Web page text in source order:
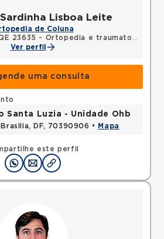
Lisboa Leite
de Coluna
23635 - Ortopedia e traumatologia
Ver perfil
uma consulta
este perfil
Santa Luzia - Unidade Ohb
Brasilia, DF, 70390906 • Mapa